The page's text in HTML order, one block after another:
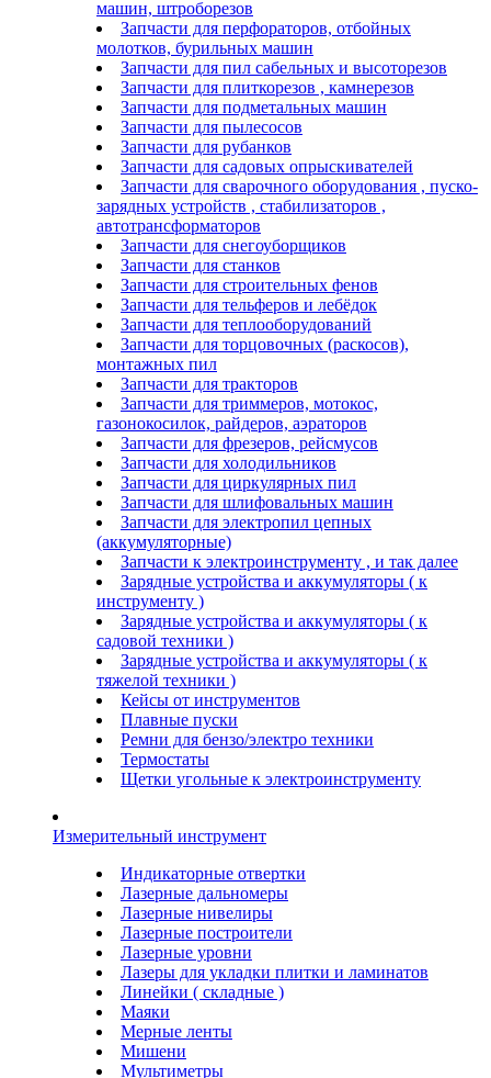
машин, штроборезов
Запчасти для перфораторов, отбойных
молотков, бурильных машин
Запчасти для пил сабельных и высоторезов
Запчасти для плиткорезов , камнерезов
Запчасти для подметальных машин
Запчасти для пылесосов
Запчасти для рубанков
Запчасти для садовых опрыскивателей
Запчасти для сварочного оборудования , пуско-
зарядных устройств , стабилизаторов ,
автотрансформаторов
Запчасти для снегоуборщиков
Запчасти для станков
Запчасти для строительных фенов
Запчасти для тельферов и лебёдок
Запчасти для теплооборудований
Запчасти для торцовочных (раскосов),
монтажных пил
Запчасти для тракторов
Запчасти для триммеров, мотокос,
газонокосилок, райдеров, аэраторов
Запчасти для фрезеров, рейсмусов
Запчасти для холодильников
Запчасти для циркулярных пил
Запчасти для шлифовальных машин
Запчасти для электропил цепных
(аккумуляторные)
Запчасти к электроинструменту , и так далее
Зарядные устройства и аккумуляторы ( к
инструменту )
Зарядные устройства и аккумуляторы ( к
садовой техники )
Зарядные устройства и аккумуляторы ( к
тяжелой техники )
Кейсы от инструментов
Плавные пуски
Ремни для бензо/электро техники
Термостаты
Щетки угольные к электроинструменту
Измерительный инструмент
Индикаторные отвертки
Лазерные дальномеры
Лазерные нивелиры
Лазерные построители
Лазерные уровни
Лазеры для укладки плитки и ламинатов
Линейки ( складные )
Маяки
Мерные ленты
Мишени
Мультиметры